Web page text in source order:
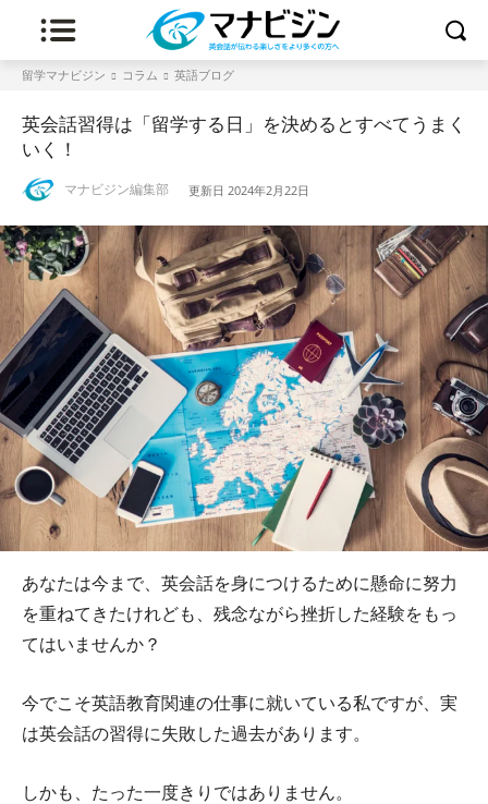
留学マナビジン コラム 英語ブログ
英会話習得は「留学する日」を決めるとすべてうまく
いく！
マナビジン編集部 更新日 2024年2月22日
あなたは今まで、英会話を身につけるために懸命に努力
を重ねてきたけれども、残念ながら挫折した経験をもっ
てはいませんか？
今でこそ英語教育関連の仕事に就いている私ですが、実
は英会話の習得に失敗した過去があります。
しかも、たった一度きりではありません。